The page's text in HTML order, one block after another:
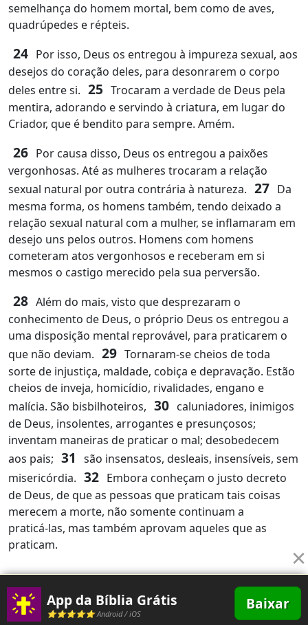
semelhança do homem mortal, bem como de aves,
quadrúpedes e répteis.
24 Por isso, Deus os entregou à impureza sexual, aos
desejos do coração deles, para desonrarem o corpo
deles entre si. 25 Trocaram a verdade de Deus pela
mentira, adorando e servindo à criatura, em lugar do
Criador, que é bendito para sempre. Amém.
26 Por causa disso, Deus os entregou a paixões
vergonhosas. Até as mulheres trocaram a relação
sexual natural por outra contrária à natureza. 27 Da
mesma forma, os homens também, tendo deixado a
relação sexual natural com a mulher, se inflamaram em
desejo uns pelos outros. Homens com homens
cometeram atos vergonhosos e receberam em si
mesmos o castigo merecido pela sua perversão.
28 Além do mais, visto que desprezaram o
conhecimento de Deus, o próprio Deus os entregou a
uma disposição mental reprovável, para praticarem o
que não deviam. 29 Tornaram‑se cheios de toda
sorte de injustiça, maldade, cobiça e depravação. Estão
cheios de inveja, homicídio, rivalidades, engano e
malícia. São bisbilhoteiros, 30 caluniadores, inimigos
de Deus, insolentes, arrogantes e presunçosos;
inventam maneiras de praticar o mal; desobedecem
aos pais; 31
são insensatos, desleais, insensíveis, sem
misericórdia. 32 Embora conheçam o justo decreto
de Deus, de que as pessoas que praticam tais coisas
merecem a morte, não somente continuam a
praticá‑las, mas também aprovam aqueles que as
praticam.
×
App da Bíblia Grátis
⭐⭐⭐⭐⭐ Android / iOS
Baixar